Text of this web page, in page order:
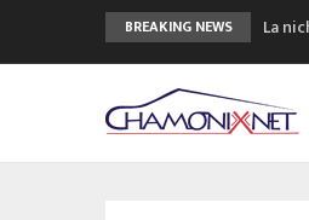
BREAKING NEWS
La
Craft
3eme